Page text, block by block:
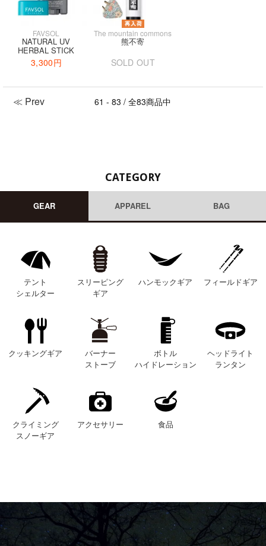
FAVSOL
NATURAL UV
HERBAL STICK
3,300円
The mountain commons
熊不寄
SOLD OUT
≪ Prev 61 - 83 / 全83商品中
CATEGORY
GEAR APPAREL BAG
テント
シェルター
スリーピング
ギア
ハンモックギア フィールドギア
クッキングギア
バーナー
ストーブ
ボトル
ハイドレーション
ヘッドライト
ランタン
クライミング
スノーギア
アクセサリー 食品